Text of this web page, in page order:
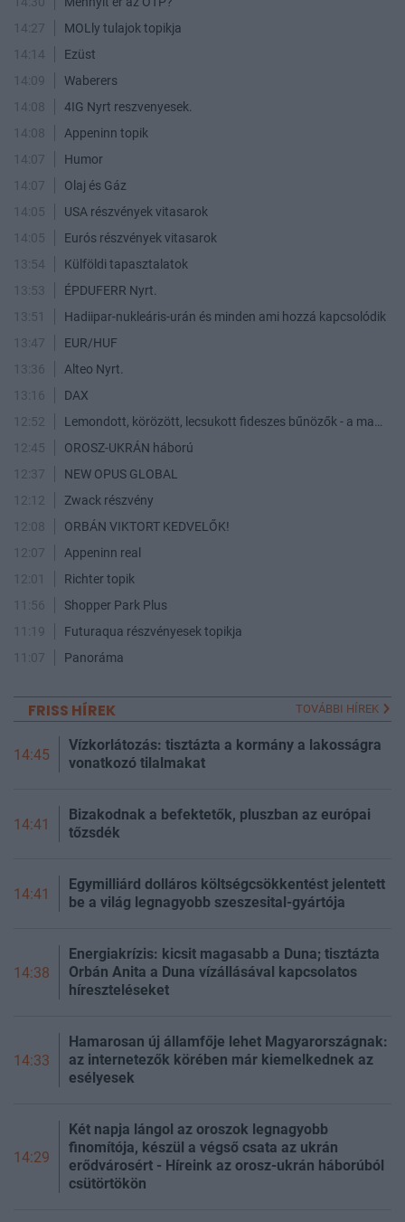
14:27
MOLly tulajok topikja
14:14
Ezüst
14:09
Waberers
14:08
4IG Nyrt reszvenyesek.
14:08
Appeninn topik
14:07
Humor
14:07
Olaj és Gáz
14:05
USA részvények vitasarok
14:05
Eurós részvények vitasarok
13:54
Külföldi tapasztalatok
13:53
ÉPDUFERR Nyrt.
13:51
Hadiipar-nukleáris-urán és minden ami hozzá kapcsolódik
13:47
EUR/HUF
13:36
Alteo Nyrt.
13:16
DAX
12:52
Lemondott, körözött, lecsukott fideszes bűnözők - a maffia végnapjai
12:45
OROSZ-UKRÁN háború
12:37
NEW OPUS GLOBAL
12:12
Zwack részvény
12:08
ORBÁN VIKTORT KEDVELŐK!
12:07
Appeninn real
12:01
Richter topik
11:56
Shopper Park Plus
11:19
Futuraqua részvényesek topikja
11:07
Panoráma
FRISS HÍREK TOVÁBBI HÍREK
14:45
Vízkorlátozás: tisztázta a kormány a lakosságra
vonatkozó tilalmakat
14:41
Bizakodnak a befektetők, pluszban az európai
tőzsdék
14:41
Egymilliárd dolláros költségcsökkentést jelentett
be a világ legnagyobb szeszesital-gyártója
14:38
Energiakrízis: kicsit magasabb a Duna; tisztázta
Orbán Anita a Duna vízállásával kapcsolatos
híreszteléseket
14:33
Hamarosan új államfője lehet Magyarországnak:
az internetezők körében már kiemelkednek az
esélyesek
14:29
Két napja lángol az oroszok legnagyobb
finomítója, készül a végső csata az ukrán
erődvárosért - Híreink az orosz-ukrán háborúból
csütörtökön